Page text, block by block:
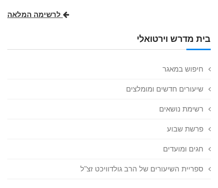
בית מדרש וירטואלי
חיפוש במאגר
שיעורים חדשים ומומלצים
רשימת נושאים
פרשת שבוע
חגים ומועדים
ספריית השיעורים של הרב גולדוויכט זצ"ל
לרשימה המלאה